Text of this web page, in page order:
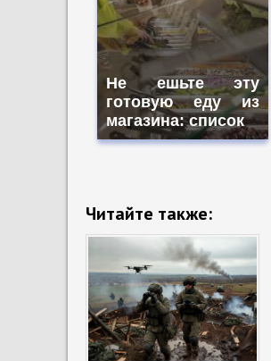
Не ешьте эту
готовую еду из
магазина: список
Читайте также: